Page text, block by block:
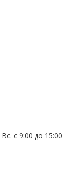
с 9:00 до 15:00